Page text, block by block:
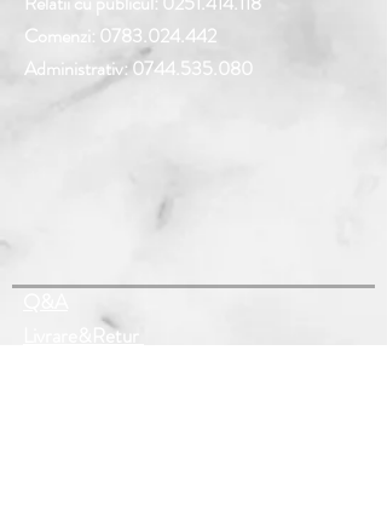
Comenzi: 0783.024.442
Administrativ: 0744.535.080
Livrare&Retur